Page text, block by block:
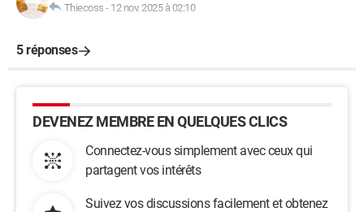
Thiecoss - 12 nov. 2025 à 02:10
5 réponses
DEVENEZ MEMBRE EN QUELQUES CLICS
Connectez-vous simplement avec ceux qui
partagent vos intérêts
Suivez vos discussions facilement et obtenez